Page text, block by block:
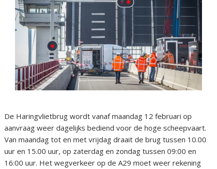
De Haringvlietbrug wordt vanaf maandag 12 februari op
aanvraag weer dagelijks bediend voor de hoge scheepvaart.
Van maandag tot en met vrijdag draait de brug tussen 10.00
uur en 15.00 uur, op zaterdag en zondag tussen 09:00 en
16:00 uur. Het wegverkeer op de A29 moet weer rekening